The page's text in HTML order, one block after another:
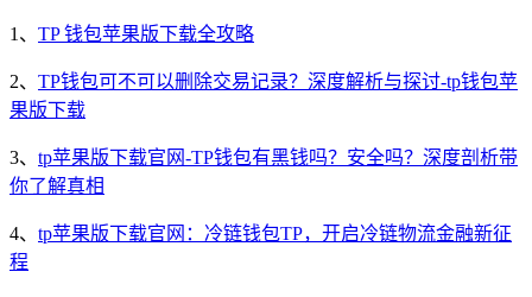
1、 TP 钱包苹果版下载全攻略
2、 TP钱包可不可以删除交易记录？深度解析与探讨-tp钱包苹
果版下载
3、 tp苹果版下载官网-TP钱包有黑钱吗？安全吗？深度剖析带
你了解真相
4、 tp苹果版下载官网：冷链钱包TP，开启冷链物流金融新征
程